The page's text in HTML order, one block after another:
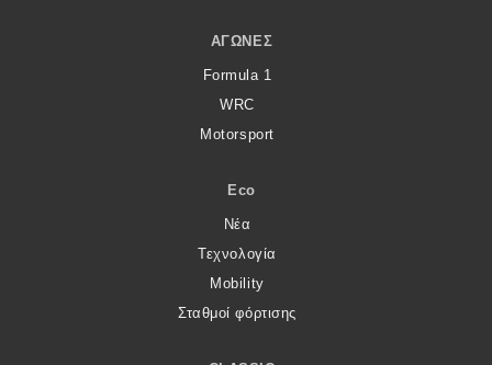
ΑΓΏΝΕΣ
Formula 1
WRC
Motorsport
Eco
Νέα
Τεχνολογία
Mobility
Σταθμοί φόρτισης